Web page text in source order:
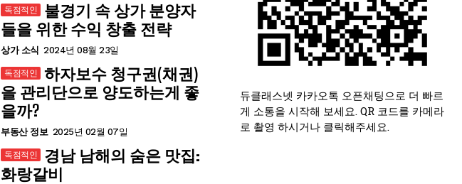
불경기 속 상가 분양자
들을 위한 수익 창출 전략
상가 소식 2024년 08월 23일
하자보수 청구권(채권)
을 관리단으로 양도하는게 좋
을까?
부동산 정보 2025년 02월 07일
경남 남해의 숨은 맛집:
화랑갈비
듀클래스넷 카카오톡 오픈채팅으로 더 빠르
게 소통을 시작해 보세요. QR 코드를 카메라
로 촬영 하시거나 클릭해주세요.